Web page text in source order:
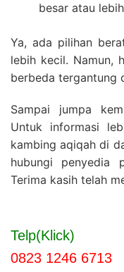
besar atau
Ya, ada pilihan
lebih kecil. Namun,
berbeda tergantung
Sampai jumpa
Untuk informasi
kambing aqiqah di
hubungi penyedia
Terima kasih telah
Telp(Klick)
0823 1246 6713